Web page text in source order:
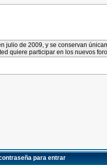
julio de 2009, y se conservan
quiere participar en los nuevos
para entrar